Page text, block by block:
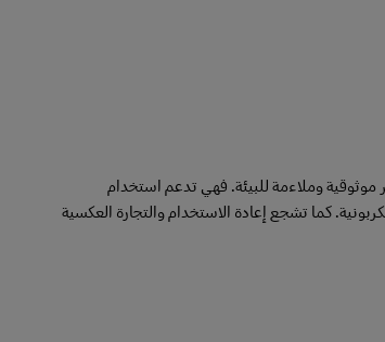
وملاءمة للبيئة. فهي تدعم استخدام
كما تشجع إعادة الاستخدام والتجارة العكسية